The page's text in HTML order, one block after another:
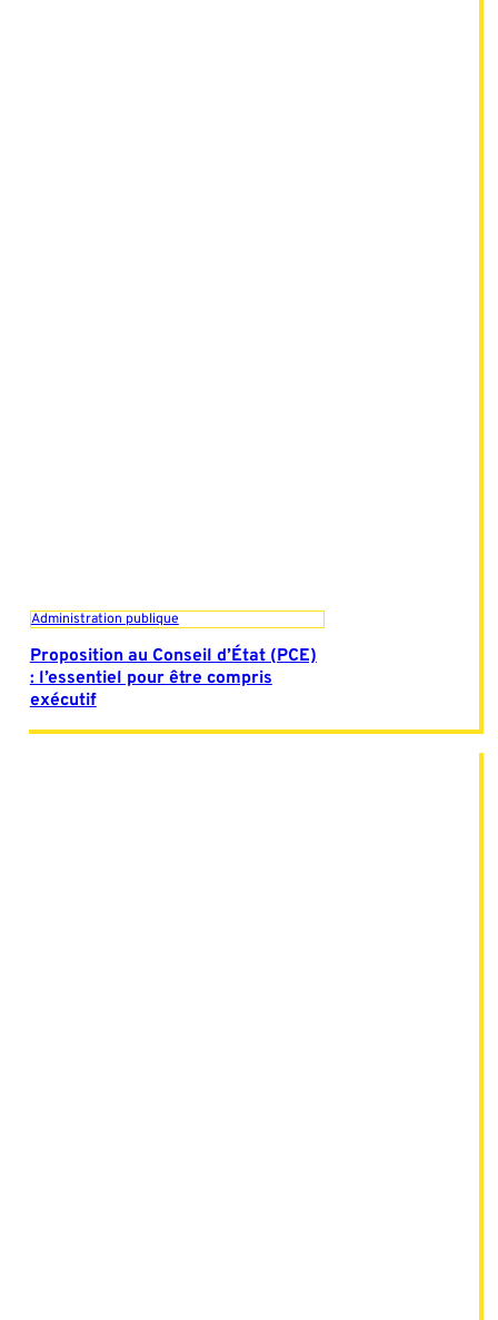
Administration publique
Proposition au Conseil d’État (PCE)
: l’essentiel pour être compris
exécutif